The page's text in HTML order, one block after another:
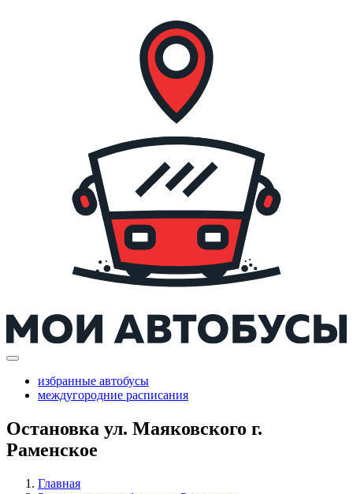
избранные автобусы
междугородние расписания
Остановка ул. Маяковского г.
Раменское
Главная